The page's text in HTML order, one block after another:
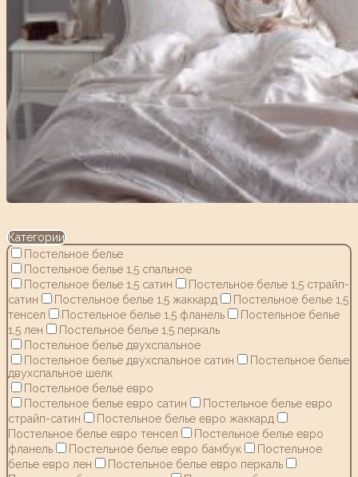
Категории
Постельное белье
Постельное белье 1,5 спальное
Постельное белье 1,5 сатин
Постельное белье 1,5 страйп-
сатин
Постельное белье 1,5 жаккард
Постельное белье 1,5
тенсел
Постельное белье 1,5 фланель
Постельное белье
1,5 лен
Постельное белье 1,5 перкаль
Постельное белье двухспальное
Постельное белье двухспальное сатин
Постельное белье
двухспальное шелк
Постельное белье евро
Постельное белье евро сатин
Постельное белье евро
страйп-сатин
Постельное белье евро жаккард
Постельное белье евро тенсел
Постельное белье евро
фланель
Постельное белье евро бамбук
Постельное
белье евро лен
Постельное белье евро перкаль